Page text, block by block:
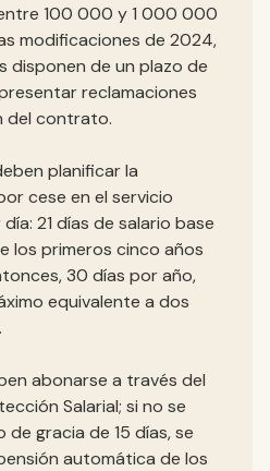
100 000 y 1 000 000
modificaciones de 2024,
disponen de un plazo de
reclamaciones
del contrato.
planificar la
cese en el servicio
21 días de salario base
los primeros cinco años
30 días por año,
equivalente a dos
abonarse a través del
Salarial; si no se
gracia de 15 días, se
automática de los